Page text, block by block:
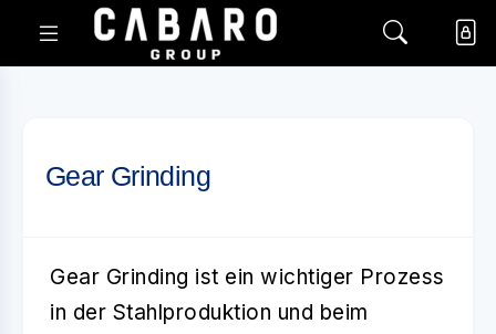
Gear Grinding
Gear Grinding ist ein wichtiger Prozess
in der Stahlproduktion und beim